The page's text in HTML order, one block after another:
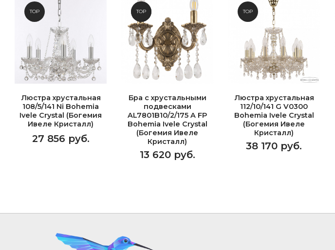
TOP
Люстра хрустальная
108/5/141 Ni Bohemia
Ivele Crystal (Богемия
Ивеле Кристалл)
27 856 руб.
NEW
TOP
Бра с хрустальными
подвесками
AL7801B10/2/175 A FP
Bohemia Ivele Crystal
(Богемия Ивеле
Кристалл)
13 620 руб.
TOP
Люстра хрустальная
112/10/141 G V0300
Bohemia Ivele Crystal
(Богемия Ивеле
Кристалл)
38 170 руб.